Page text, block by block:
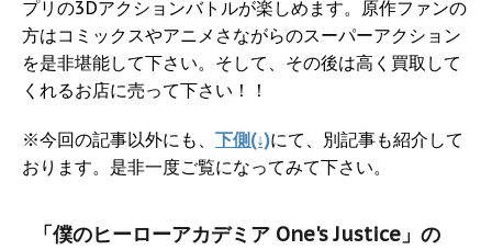
プリの3Dアクションバトルが楽しめます。原作ファンの
方はコミックスやアニメさながらのスーパーアクション
を是非堪能して下さい。そして、その後は高く買取して
くれるお店に売って下さい！！
※今回の記事以外にも、 下側(↓)にて、別記事も紹介して
おります。是非一度ご覧になってみて下さい。
「僕のヒーローアカデミア One's Justice」の